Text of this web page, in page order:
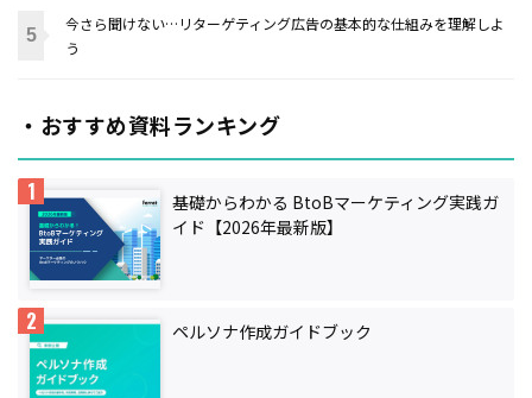
今さら聞けない…リターゲティング広告の基本的な仕組みを理解しよ
う
・おすすめ資料ランキング
基礎からわかる BtoBマーケティング実践ガ
イド【2026年最新版】
ペルソナ作成ガイドブック